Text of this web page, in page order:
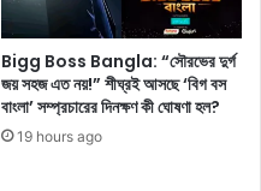
Bigg Boss Bangla: “সৌরভের দুর্গ
জয় সহজ এত নয়!” শীঘ্রই আসছে ‘বিগ বস
বাংলা’ সম্প্রচারের দিনক্ষণ কী ঘোষণা হল?
19 hours ago